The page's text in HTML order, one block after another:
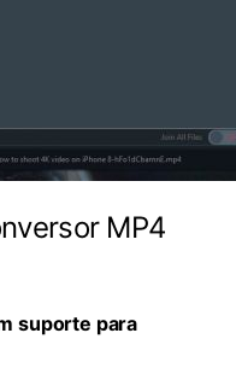
MP4
suporte para